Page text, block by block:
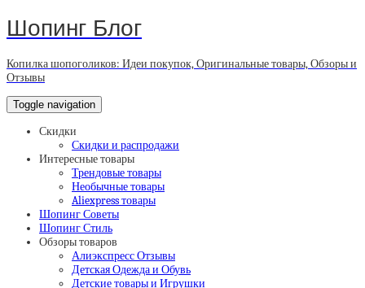
Шопинг Блог
Копилка шопоголиков: Идеи покупок, Оригинальные товары, Обзоры и
Отзывы
Toggle navigation
Скидки
Скидки и распродажи
Интересные товары
Трендовые товары
Необычные товары
Aliexpress товары
Шопинг Советы
Шопинг Стиль
Обзоры товаров
Алиэкспресс Отзывы
Детская Одежда и Обувь
Детские товары и Игрушки